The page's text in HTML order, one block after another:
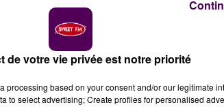
de votre vie privée est notre priorité
processing based on your consent and/or our legitimate
to select advertising; Create profiles for personalised